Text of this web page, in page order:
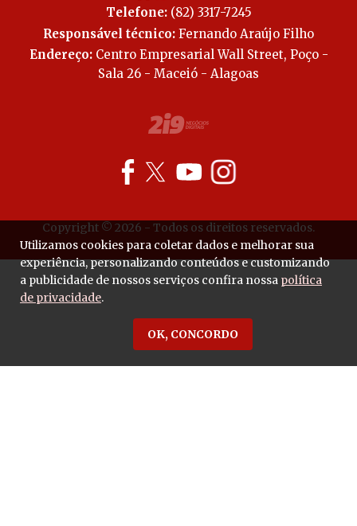
Telefone:(82) 3317-7245
Responsável técnico: Fernando Araújo Filho
Endereço:Centro Empresarial Wall Street, Poço -
Sala 26 - Maceió - Alagoas
Copyright © 2026 - Todos os direitos reservados.
Utilizamos cookies para coletar dados e melhorar sua
experiência, personalizando conteúdos e customizando
a publicidade de nossos serviços confira nossa política
de privacidade.
OK, CONCORDO